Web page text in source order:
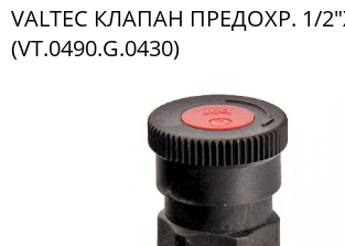
VALTEC КЛАПАН ПРЕДОХР. 1/
(VT.0490.G.0430)